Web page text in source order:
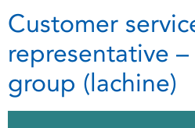
Customer
representative
group (lachine)